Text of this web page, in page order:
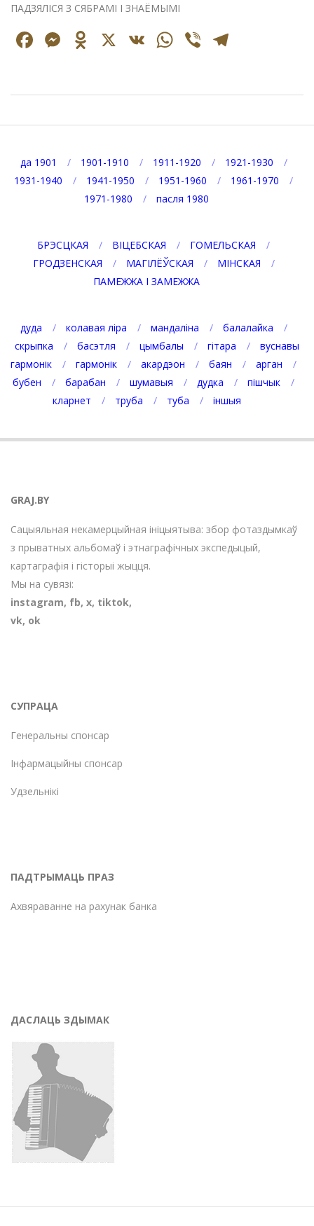
ПАДЗЯЛІСЯ З СЯБРАМІ І ЗНАЁМЫМІ
Facebook
Messenger
Odnoklassniki
X VK WhatsApp
Viber
03-
да 1901
1901-1910 1911-1920
1921-1930
1931-1940
1941-1950 1951-1960
1961-1970
1971-1980
пасля 1980
БРЭСЦКАЯ ВІЦЕБСКАЯ
ГОМЕЛЬСКАЯ
ГРОДЗЕНСКАЯ
МАГІЛЁЎСКАЯ
МІНСКАЯ
ПАМЕЖЖА І ЗАМЕЖЖА
дуда колавая ліра мандаліна
балалайка
скрыпка
басэтля цымбалы гітара
вуснавы
гармонік
гармонік акардэон баян
арган
бубен
барабан шумавыя дудка
пішчык
кларнет
труба туба іншыя
GRAJ.BY
Сацыяльная некамерцыйная ініцыятыва: збор фотаздымкаў
з прыватных альбомаў і этнаграфічных экспедыцый,
картаграфія і гісторыі жыцця.
Мы на сувязі:
instagram, fb, х, tiktok,
vk, ok
СУПРАЦА
Генеральны спонсар
Інфармацыйны спонсар
Удзельнікі
ПАДТРЫМАЦЬ ПРАЗ
Ахвяраванне на рахунак банка
ДАСЛАЦЬ ЗДЫМАК